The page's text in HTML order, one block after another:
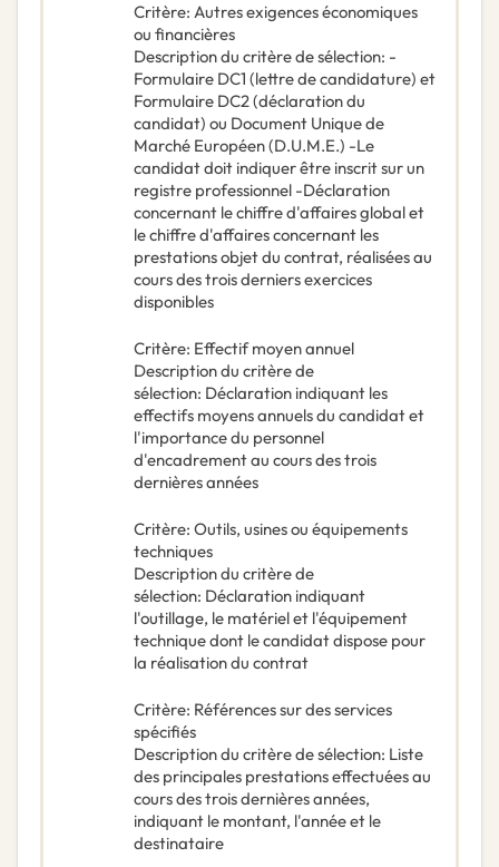
Critère: Autres exigences économiques
ou financières
Description du critère de sélection: -
Formulaire DC1 (lettre de candidature) et
Formulaire DC2 (déclaration du
candidat) ou Document Unique de
Marché Européen (D.U.M.E.) -Le
candidat doit indiquer être inscrit sur un
registre professionnel -Déclaration
concernant le chiffre d'affaires global et
le chiffre d'affaires concernant les
prestations objet du contrat, réalisées au
cours des trois derniers exercices
disponibles
Critère: Effectif moyen annuel
Description du critère de
sélection: Déclaration indiquant les
effectifs moyens annuels du candidat et
l'importance du personnel
d'encadrement au cours des trois
dernières années
Critère: Outils, usines ou équipements
techniques
Description du critère de
sélection: Déclaration indiquant
l'outillage, le matériel et l'équipement
technique dont le candidat dispose pour
la réalisation du contrat
Critère: Références sur des services
spécifiés
Description du critère de sélection: Liste
des principales prestations effectuées au
cours des trois dernières années,
indiquant le montant, l'année et le
destinataire